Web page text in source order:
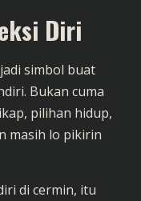
Diri
simbol buat
Bukan cuma
pilihan hidup,
masih lo pikirin
di cermin, itu